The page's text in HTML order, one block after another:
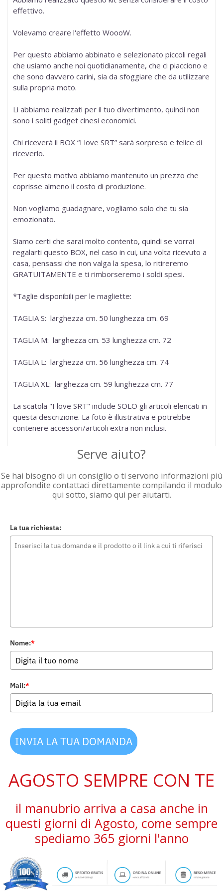
effettivo.
Volevamo creare l'effetto WoooW.
Per questo abbiamo abbinato e selezionato piccoli regali
che usiamo anche noi quotidianamente, che ci piacciono e
che sono davvero carini, sia da sfoggiare che da utilizzare
sulla propria moto.
Li abbiamo realizzati per il tuo divertimento, quindi non
sono i soliti gadget cinesi economici.
Chi riceverà il BOX “I love SRT” sarà sorpreso e felice di
riceverlo.
Per questo motivo abbiamo mantenuto un prezzo che
coprisse almeno il costo di produzione.
Non vogliamo guadagnare, vogliamo solo che tu sia
emozionato.
Siamo certi che sarai molto contento, quindi se vorrai
regalarti questo BOX, nel caso in cui, una volta ricevuto a
casa, pensassi che non valga la spesa, lo ritireremo
GRATUITAMENTE e ti rimborseremo i soldi spesi.
*Taglie disponibili per le magliette:
TAGLIA S: larghezza cm. 50 lunghezza cm. 69
TAGLIA M: larghezza cm. 53 lunghezza cm. 72
TAGLIA L: larghezza cm. 56 lunghezza cm. 74
TAGLIA XL: larghezza cm. 59 lunghezza cm. 77
La scatola "I love SRT" include SOLO gli articoli elencati in
questa descrizione. La foto è illustrativa e potrebbe
contenere accessori/articoli extra non inclusi.
Serve aiuto?
Se hai bisogno di un consiglio o ti servono informazioni più
approfondite contattaci direttamente compilando il modulo
qui sotto, siamo qui per aiutarti.
La tua richiesta:
Nome:*
Mail:*
INVIA LA TUA DOMANDA
AGOSTO SEMPRE CON TE
il manubrio arriva a casa anche in
questi giorni di Agosto, come sempre
spediamo 365 giorni l'anno